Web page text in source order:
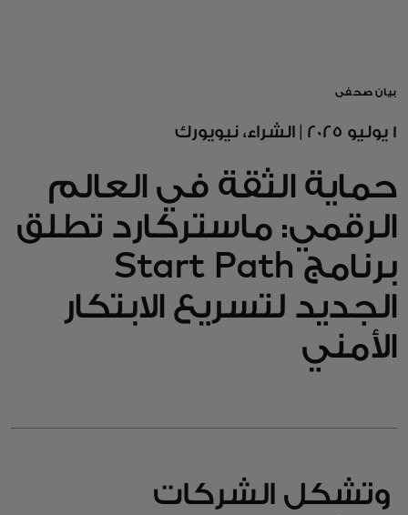
للأعمال
للمجتمع
للمبتكرين
الأخبار و التوجهات
بيان صحفي
1 يوليو 2025 | الشراء، نيويورك
حماية الثقة في العالم
الرقمي: ماستركارد تطلق
برنامج Start Path
الجديد لتسريع الابتكار
الأمني
وتشكل الشركات